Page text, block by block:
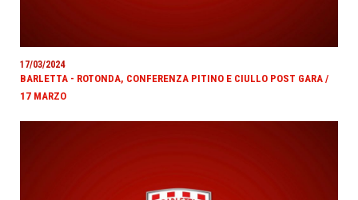
17/03/2024
BARLETTA - ROTONDA, CONFERENZA PITINO E CIULLO POST GARA /
17 MARZO